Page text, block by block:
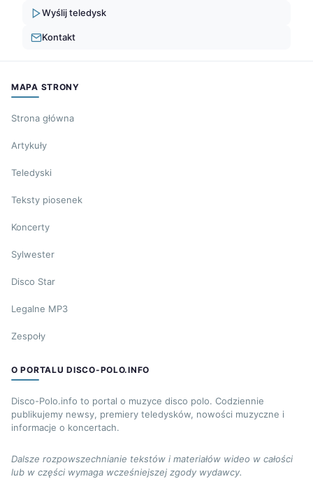
Wyślij teledysk
Kontakt
MAPA STRONY
Strona główna
Artykuły
Teledyski
Teksty piosenek
Koncerty
Sylwester
Disco Star
Legalne MP3
Zespoły
O PORTALU DISCO-POLO.INFO
Disco-Polo.info to portal o muzyce disco polo. Codziennie
publikujemy newsy, premiery teledysków, nowości muzyczne i
informacje o koncertach.
Dalsze rozpowszechnianie tekstów i materiałów wideo w całości
lub w części wymaga wcześniejszej zgody wydawcy.